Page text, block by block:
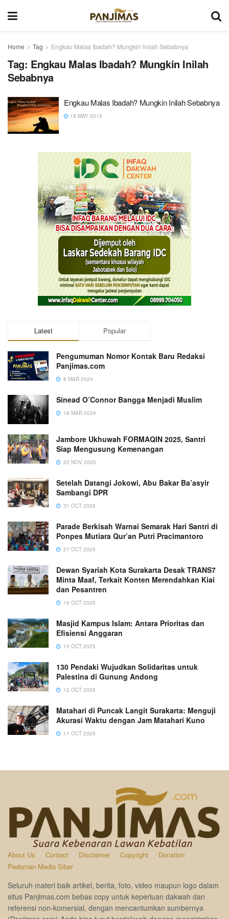
Home Tag Engkau Malas Ibadah? Mungkin Inilah Sebabnya
Tag: Engkau Malas Ibadah? Mungkin Inilah
Sebabnya
Engkau Malas Ibadah? Mungkin Inilah Sebabnya
18 MAY 2015
Latest Popular
Pengumuman Nomor Kontak Baru Redaksi
Panjimas.com
8 MAR 2024
Sinead O’Connor Bangga Menjadi Muslim
18 MAR 2024
Jambore Ukhuwah FORMAQIN 2025, Santri
Siap Mengusung Kemenangan
20 NOV 2025
Setelah Datangi Jokowi, Abu Bakar Ba’asyir
Sambangi DPR
31 OCT 2025
Parade Berkisah Warnai Semarak Hari Santri di
Ponpes Mutiara Qur’an Putri Pracimantoro
27 OCT 2025
Dewan Syariah Kota Surakarta Desak TRANS7
Minta Maaf, Terkait Konten Merendahkan Kiai
dan Pesantren
16 OCT 2025
Masjid Kampus Islam: Antara Prioritas dan
Efisiensi Anggaran
13 OCT 2025
130 Pendaki Wujudkan Solidaritas untuk
Palestina di Gunung Andong
12 OCT 2025
Matahari di Puncak Langit Surakarta: Menguji
Akurasi Waktu dengan Jam Matahari Kuno
11 OCT 2025
About Us Contact Disclaimer Copyright
Donation
Pedoman Media Siber
Seluruh materi baik artikel, berita, foto, video maupun logo dalam
situs Panjimas.com bebas copy untuk keperluan dakwah dan
referensi non-komersial, dengan mencantumkan sumbernya